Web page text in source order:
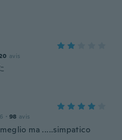
avis
· 98 avis
ma .....simpatico